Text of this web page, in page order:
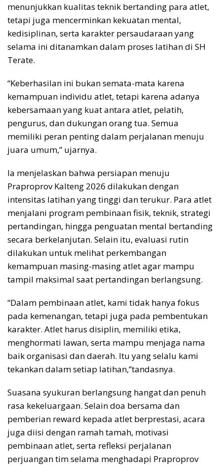
menunjukkan kualitas teknik bertanding para atlet,
tetapi juga mencerminkan kekuatan mental,
kedisiplinan, serta karakter persaudaraan yang
selama ini ditanamkan dalam proses latihan di SH
Terate.
“Keberhasilan ini bukan semata-mata karena
kemampuan individu atlet, tetapi karena adanya
kebersamaan yang kuat antara atlet, pelatih,
pengurus, dan dukungan orang tua. Semua
memiliki peran penting dalam perjalanan menuju
juara umum,” ujarnya.
Ia menjelaskan bahwa persiapan menuju
Praproprov Kalteng 2026 dilakukan dengan
intensitas latihan yang tinggi dan terukur. Para atlet
menjalani program pembinaan fisik, teknik, strategi
pertandingan, hingga penguatan mental bertanding
secara berkelanjutan. Selain itu, evaluasi rutin
dilakukan untuk melihat perkembangan
kemampuan masing-masing atlet agar mampu
tampil maksimal saat pertandingan berlangsung.
“Dalam pembinaan atlet, kami tidak hanya fokus
pada kemenangan, tetapi juga pada pembentukan
karakter. Atlet harus disiplin, memiliki etika,
menghormati lawan, serta mampu menjaga nama
baik organisasi dan daerah. Itu yang selalu kami
tekankan dalam setiap latihan,”tandasnya.
Suasana syukuran berlangsung hangat dan penuh
rasa kekeluargaan. Selain doa bersama dan
pemberian reward kepada atlet berprestasi, acara
juga diisi dengan ramah tamah, motivasi
pembinaan atlet, serta refleksi perjalanan
perjuangan tim selama menghadapi Praproprov